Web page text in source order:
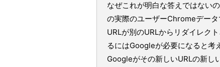
なぜこれが明白な答えではない
の実際のユーザーChromeデー
URLが別のURLからリダイレク
るにはGoogleが必要になると考
Googleがその新しいURLの新し